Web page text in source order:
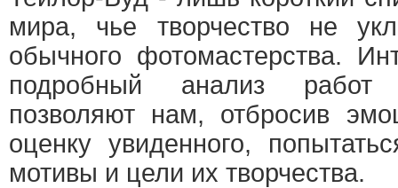
мира, чье творчество не
обычного фотомастерства.
подробный анализ работ
позволяют нам, отбросив
оценку увиденного,
мотивы и цели их творчества.